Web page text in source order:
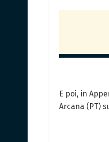
E poi, in
Arcana (PT)